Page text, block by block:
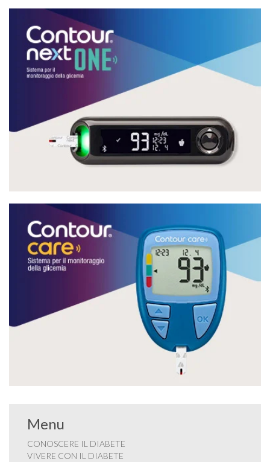
Menu
CONOSCERE IL DIABETE
VIVERE CON IL DIABETE